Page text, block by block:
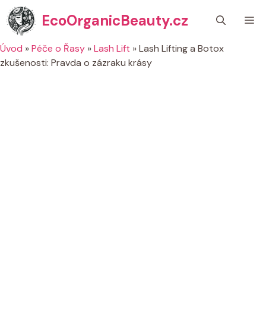
Přeskočit
na
obsah
EcoOrganicBeauty.cz
Úvod »Péče o Řasy »Lash Lift »Lash Lifting a Botox
zkušenosti: Pravda o zázraku krásy